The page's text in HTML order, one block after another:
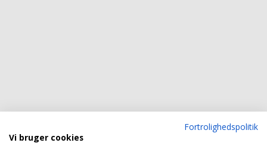
Fortrolighedspolitik
Vi bruger cookies